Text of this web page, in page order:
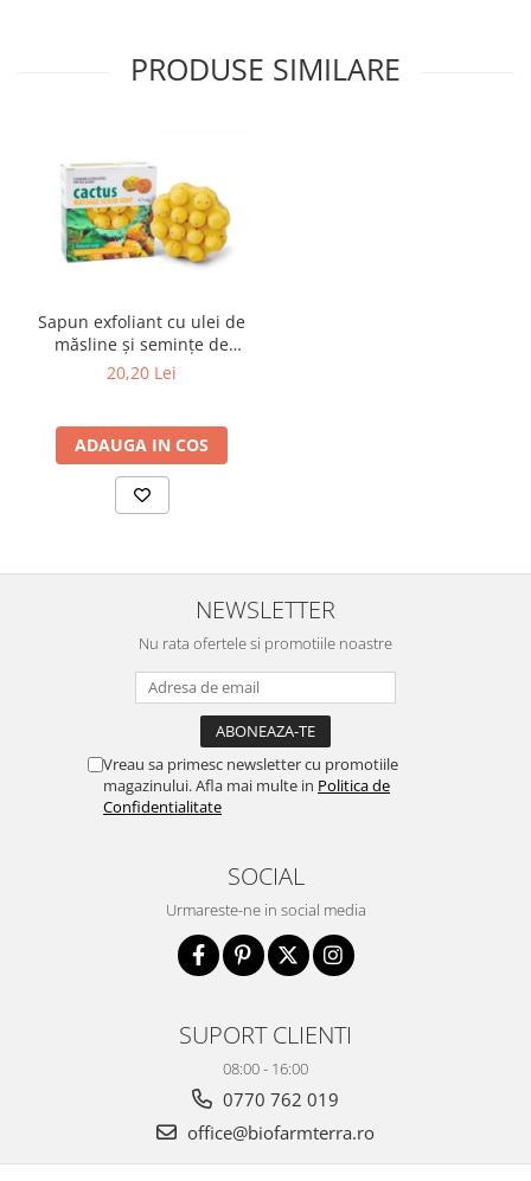
PRODUSE SIMILARE
Sapun exfoliant cu ulei de
măsline și semințe de
cactus - Olive Spa
20,20 Lei
ADAUGA IN COS
NEWSLETTER
Nu rata ofertele si promotiile noastre
Vreau sa primesc newsletter cu promotiile
magazinului. Afla mai multe in Politica de
Confidentialitate
SOCIAL
Urmareste-ne in social media
SUPORT CLIENTI
08:00 - 16:00
0770 762 019
office@biofarmterra.ro